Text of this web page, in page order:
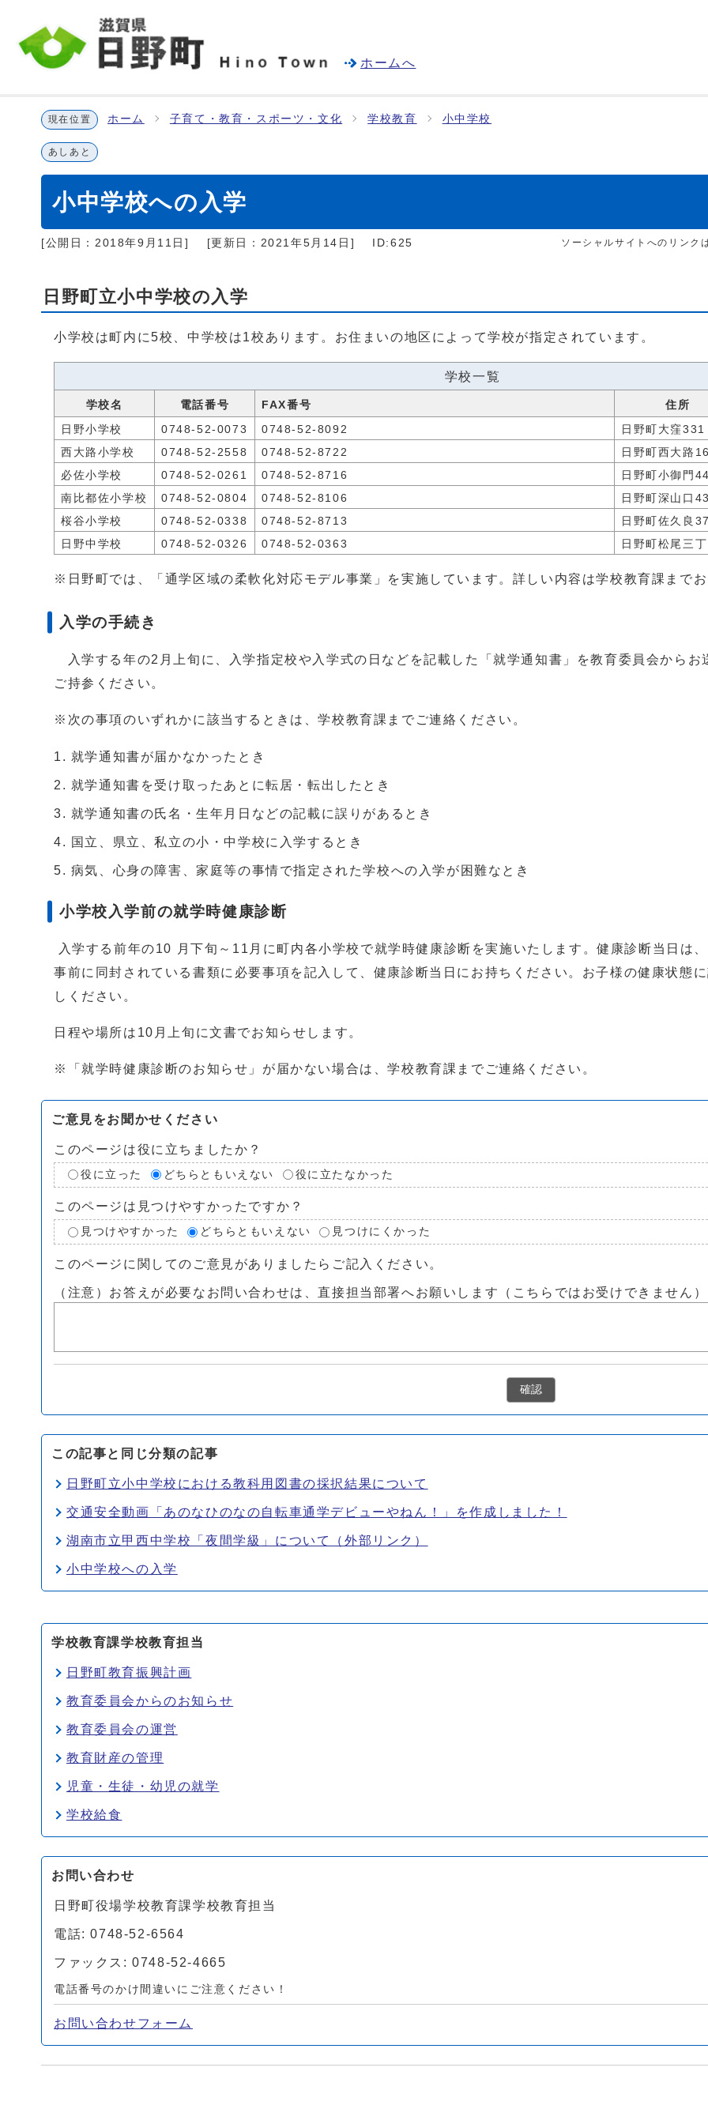
ホームへ
現在位置 ホーム 子育て・教育・スポーツ・文化 学校教育 小中学校
あしあと
小中学校への入学
[公開日： 2018年9月11日 ] [更新日： 2021年5月14日 ] ID:625 ソーシャルサイトへのリンク
日野町立小中学校の入学
小学校は町内に5校、中学校は1校あります。お住まいの地区によって学校が指定されています。
学校一覧
学校名 電話番号 FAX番号 住所
日野小学校 0748-52-0073 0748-52-8092
日野町大窪331
西大路小学校
0748-52-2558 0748-52-8722
日野町西大路
必佐小学校
0748-52-0261 0748-52-8716
日野町小御門
南比都佐小学校
0748-52-0804 0748-52-8106
日野町深山口
桜谷小学校
0748-52-0338 0748-52-8713
日野町佐久良
日野中学校
0748-52-0326 0748-52-0363 日野町松尾三
※日野町では、「通学区域の柔軟化対応モデル事業」を実施しています。詳しい内容は学校教育課まで
入学の手続き
入学する年の2月上旬に、入学指定校や入学式の日などを記載した「就学通知書」を教育委員会から
ご持参ください。
※次の事項のいずれかに該当するときは、学校教育課までご連絡ください。
就学通知書が届かなかったとき
就学通知書を受け取ったあとに転居・転出したとき
就学通知書の氏名・生年月日などの記載に誤りがあるとき
国立、県立、私立の小・中学校に入学するとき
病気、心身の障害、家庭等の事情で指定された学校への入学が困難なとき
小学校入学前の就学時健康診断
入学する前年の10 月下旬～11月に町内各小学校で就学時健康診断を実施いたします。健康診断当日は
事前に同封されている書類に必要事項を記入して、健康診断当日にお持ちください。お子様の健康状態
しください。
日程や場所は10月上旬に文書でお知らせします。
※「就学時健康診断のお知らせ」が届かない場合は、学校教育課までご連絡ください。
ご意見をお聞かせください
このページは役に立ちましたか？
役に立った どちらともいえない 役に立たなかった
このページは見つけやすかったですか？
見つけやすかった どちらともいえない 見つけにくかった
このページに関してのご意見がありましたらご記入ください。
（注意）お答えが必要なお問い合わせは、直接担当部署へお願いします（こちらではお受けできません
確認
この記事と同じ分類の記事
日野町立小中学校における教科用図書の採択結果について
交通安全動画「あのなひのなの自転車通学デビューやねん！」を作成しました！
湖南市立甲西中学校「夜間学級」について（外部リンク）
小中学校への入学
学校教育課学校教育担当
日野町教育振興計画
教育委員会からのお知らせ
教育委員会の運営
教育財産の管理
児童・生徒・幼児の就学
学校給食
お問い合わせ
日野町役場学校教育課学校教育担当
電話: 0748-52-6564
ファックス: 0748-52-4665
電話番号のかけ間違いにご注意ください！
お問い合わせフォーム